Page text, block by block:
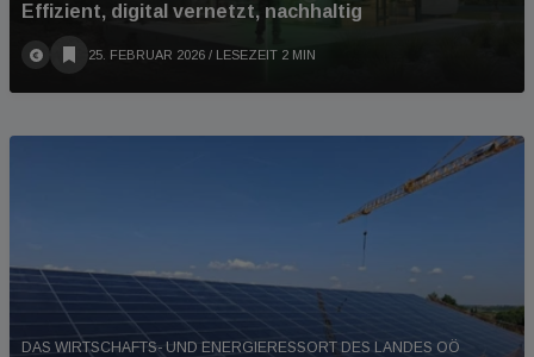
Effizient, digital vernetzt, nachhaltig
25. FEBRUAR 2026 / LESEZEIT 2 MIN
DAS WIRTSCHAFTS- UND ENERGIERESSORT DES LANDES OÖ